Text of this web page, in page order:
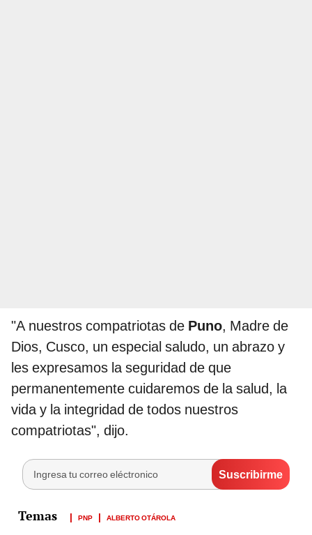
"A nuestros compatriotas de Puno, Madre de
Dios, Cusco, un especial saludo, un abrazo y
les expresamos la seguridad de que
permanentemente cuidaremos de la salud, la
vida y la integridad de todos nuestros
compatriotas", dijo.
PNP ALBERTO OTÁROLA